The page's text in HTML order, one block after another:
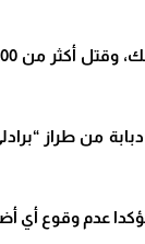
عدم وقوع أي